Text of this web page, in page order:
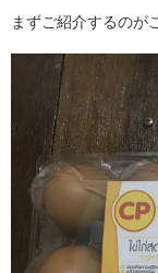
まずご紹介するのが